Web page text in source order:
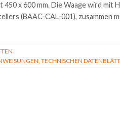
450 x 600 mm. Die Waage wird
(BAAC-CAL-001), zusammen
TECHNISCHEN